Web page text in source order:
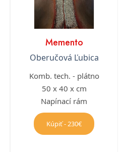
Memento
Oberučová Ľubica
Komb. tech. - plátno
50 x 40 x cm
Napínací rám
Kúpiť - 230€